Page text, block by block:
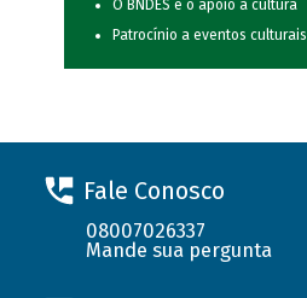
O BNDES e o apoio à cultura
Patrocínio a eventos culturais
Fale Conosco
08007026337
Mande sua pergunta